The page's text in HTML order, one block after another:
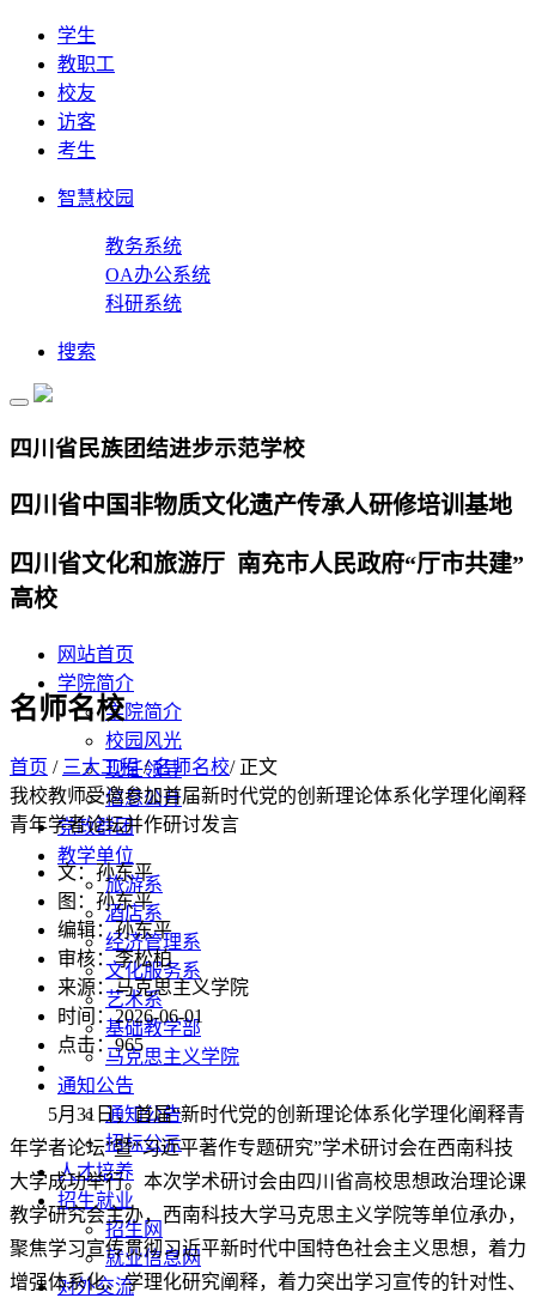
学生
教职工
校友
访客
考生
智慧校园
教务系统
OA办公系统
科研系统
搜索
四川省民族团结进步示范学校
四川省中国非物质文化遗产传承人研修培训基地
四川省文化和旅游厅 南充市人民政府“厅市共建”
高校
网站首页
学院简介
学院简介
校园风光
现任领导
信息公开
党政群团
教学单位
旅游系
酒店系
经济管理系
文化服务系
艺术系
基础教学部
马克思主义学院
通知公告
通知公告
招标公示
人才培养
招生就业
招生网
就业信息网
对外交流
名师名校
首页 / 三大工程/名师名校/ 正文
我校教师受邀参加首届新时代党的创新理论体系化学理化阐释
青年学者论坛并作研讨发言
文：孙东平
图：孙东平
编辑：孙东平
审核：李松柏
来源：马克思主义学院
时间：2026-06-01
点击：965
5月31日，首届“新时代党的创新理论体系化学理化阐释青
年学者论坛”暨“习近平著作专题研究”学术研讨会在西南科技
大学成功举行。本次学术研讨会由四川省高校思想政治理论课
教学研究会主办，西南科技大学马克思主义学院等单位承办，
聚焦学习宣传贯彻习近平新时代中国特色社会主义思想，着力
增强体系化、学理化研究阐释，着力突出学习宣传的针对性、